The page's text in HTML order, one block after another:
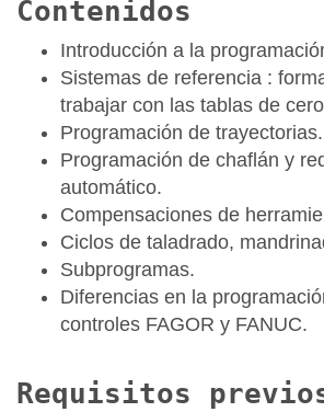
Contenidos
Introducción a la
Sistemas de referencia :
trabajar con las tablas de
Programación de trayectorias.
Programación de chaflán y
automático.
Compensaciones de
Ciclos de taladrado,
Subprogramas.
Diferencias en la
controles FAGOR y FANUC.
Requisitos